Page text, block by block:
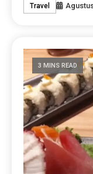
Travel
3 MINS READ